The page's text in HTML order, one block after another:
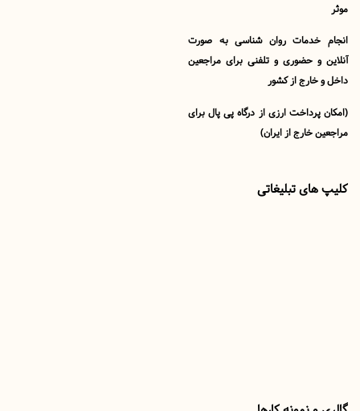
خدمات روان شناسی به صورت
و حضوری و تلفنی برای مراجعین
از کشور
ارزی از درگاه پی پال برای
خارج از ایران)
تبلیغاتی